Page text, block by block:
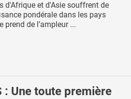
d'Afrique et d'Asie souffrent de
pondérale dans les pays
prend de l’ampleur ...
: Une toute première